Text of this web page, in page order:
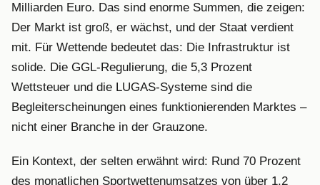
Milliarden Euro. Das sind enorme Summen, die zeigen:
Der Markt ist groß, er wächst, und der Staat verdient
mit. Für Wettende bedeutet das: Die Infrastruktur ist
solide. Die GGL-Regulierung, die 5,3 Prozent
Wettsteuer und die LUGAS-Systeme sind die
Begleiterscheinungen eines funktionierenden Marktes –
nicht einer Branche in der Grauzone.
Ein Kontext, der selten erwähnt wird: Rund 70 Prozent
des monatlichen Sportwettenumsatzes von über 1,2